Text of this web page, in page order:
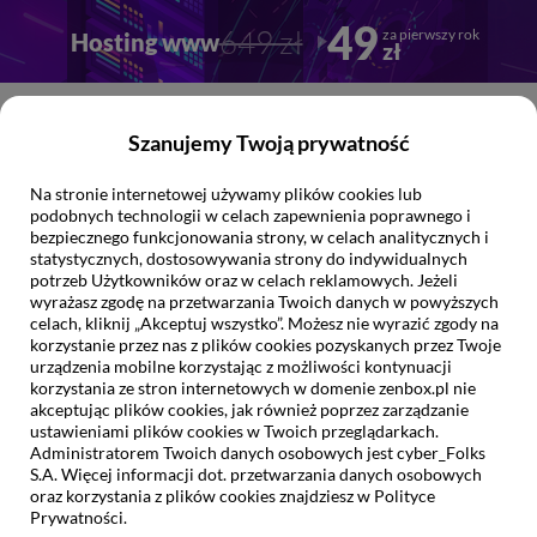
Szanujemy Twoją prywatność
Na stronie internetowej używamy plików cookies lub
podobnych technologii w celach zapewnienia poprawnego i
bezpiecznego funkcjonowania strony, w celach analitycznych i
statystycznych, dostosowywania strony do indywidualnych
potrzeb Użytkowników oraz w celach reklamowych. Jeżeli
wyrażasz zgodę na przetwarzania Twoich danych w powyższych
celach, kliknij „Akceptuj wszystko”. Możesz nie wyrazić zgody na
korzystanie przez nas z plików cookies pozyskanych przez Twoje
urządzenia mobilne korzystając z możliwości kontynuacji
korzystania ze stron internetowych w domenie zenbox.pl nie
akceptując plików cookies, jak również poprzez zarządzanie
ustawieniami plików cookies w Twoich przeglądarkach.
Administratorem Twoich danych osobowych jest cyber_Folks
S.A. Więcej informacji dot. przetwarzania danych osobowych
oraz korzystania z plików cookies znajdziesz w Polityce
Prywatności.
Przejdź
głownej
treści
Przejdź
stopki
Hosting www649 zł 49zł
za pierwszy rok
Jak możemyCi pomóc?
Pomoc/Baza wiedzy
Konfiguracja programów
pocztowych:
Konfiguracja aplikacji TheBat!